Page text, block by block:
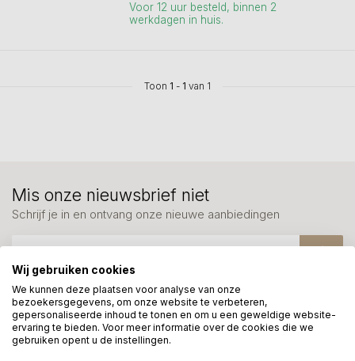
Voor 12 uur besteld, binnen 2
werkdagen in huis.
Toon 1 - 1 van 1
Meer informatie?
We helpen graag met uw keuze of geven advies, bel of app
ons 7 dagen per week: 06-23643267
Mis onze nieuwsbrief niet
Schrijf je in en ontvang onze nieuwe aanbiedingen
Wij gebruiken cookies
We kunnen deze plaatsen voor analyse van onze
bezoekersgegevens, om onze website te verbeteren,
gepersonaliseerde inhoud te tonen en om u een geweldige website-
ervaring te bieden. Voor meer informatie over de cookies die we
gebruiken opent u de instellingen.